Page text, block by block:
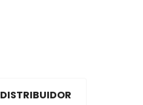
DISTRIBUIDOR